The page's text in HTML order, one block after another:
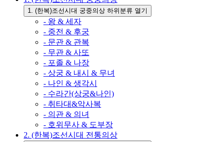
1. (한복)조선시대 궁중의상 하위분류 열기
- 왕 & 세자
- 중전 & 후궁
- 문관 & 관복
- 무관 & 사또
- 포졸 & 나장
- 상궁 & 내시 & 무녀
- 나인 & 생각시
- 수라간(상궁&나인)
- 취타대&악사복
- 의관 & 의녀
- 호위무사 & 도부장
2. (한복)조선시대 전통의상